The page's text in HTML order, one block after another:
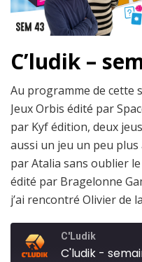
C’ludik –
Au programme de cette
Jeux Orbis édité par
par Kyf édition, deux
aussi un jeu un peu plus
par Atalia sans oublier
édité par Bragelonne
j’ai rencontré Olivier de
C'Ludik
C'ludik -